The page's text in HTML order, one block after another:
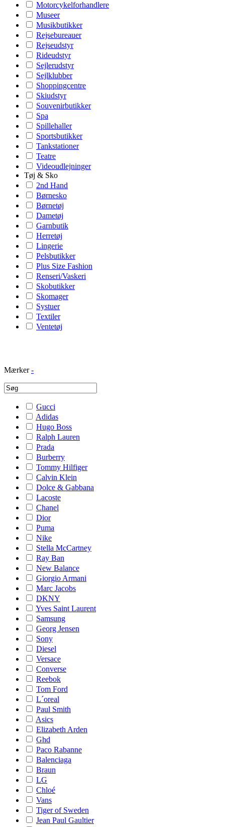
Motorcykelforhandlere
Museer
Musikbutikker
Rejsebureauer
Rejseudstyr
Rideudstyr
Sejlerudstyr
Sejlklubber
Shoppingcentre
Skiudstyr
Souvenirbutikker
Spa
Spillehaller
Sportsbutikker
Tankstationer
Teatre
Videoudlejninger
Tøj & Sko
2nd Hand
Børnesko
Børnetøj
Dametøj
Garnbutik
Herretøj
Lingerie
Pelsbutikker
Plus Size Fashion
Renseri/Vaskeri
Skobutikker
Skomager
Systuer
Textiler
Ventetøj
Mærker -
Gucci
Adidas
Hugo Boss
Ralph Lauren
Prada
Burberry
Tommy Hilfiger
Calvin Klein
Dolce & Gabbana
Lacoste
Chanel
Dior
Puma
Nike
Stella McCartney
Ray Ban
New Balance
Giorgio Armani
Marc Jacobs
DKNY
Yves Saint Laurent
Samsung
Georg Jensen
Sony
Diesel
Versace
Converse
Reebok
Tom Ford
L´oreal
Paul Smith
Asics
Elizabeth Arden
Ghd
Paco Rabanne
Balenciaga
Braun
LG
Chloé
Vans
Tiger of Sweden
Jean Paul Gaultier